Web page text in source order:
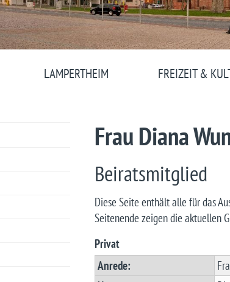
LAMPERTHEIM FREIZEIT &
Frau Diana
Beiratsmitglied
Diese Seite enthält alle für das
Seitenende zeigen die aktuellen
Privat
Anrede: